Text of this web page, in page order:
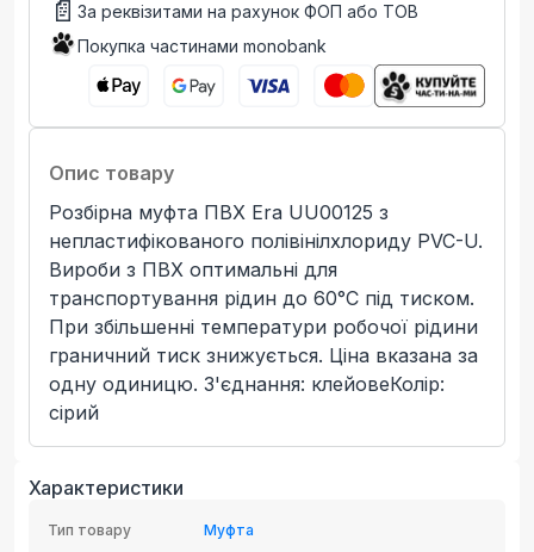
📄 За реквізитами на рахунок ФОП або ТОВ
Покупка частинами monobank
Опис товару
Розбірна муфта ПВХ Era UU00125 з
непластифікованого полівінілхлориду PVC-U.
Вироби з ПВХ оптимальні для
транспортування рідин до 60°C під тиском.
При збільшенні температури робочої рідини
граничний тиск знижується. Ціна вказана за
одну одиницю. З'єднання: клейовеКолір:
сірий
Характеристики
Тип товару Муфта